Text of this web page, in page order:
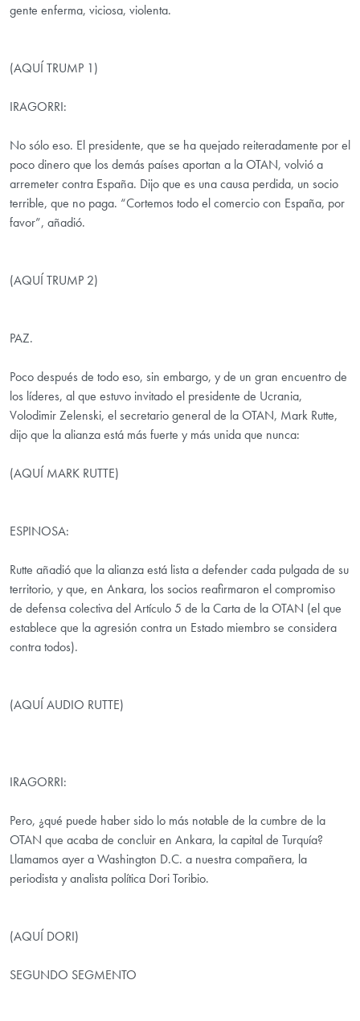
gente enferma, viciosa, violenta.
(AQUÍ TRUMP 1)
IRAGORRI:
No sólo eso. El presidente, que se ha quejado reiteradamente por el
poco dinero que los demás países aportan a la OTAN, volvió a
arremeter contra España. Dijo que es una causa perdida, un socio
terrible, que no paga. “Cortemos todo el comercio con España, por
favor”, añadió.
(AQUÍ TRUMP 2)
PAZ.
Poco después de todo eso, sin embargo, y de un gran encuentro de
los líderes, al que estuvo invitado el presidente de Ucrania,
Volodimir Zelenski, el secretario general de la OTAN, Mark Rutte,
dijo que la alianza está más fuerte y más unida que nunca:
(AQUÍ MARK RUTTE)
ESPINOSA:
Rutte añadió que la alianza está lista a defender cada pulgada de su
territorio, y que, en Ankara, los socios reafirmaron el compromiso
de defensa colectiva del Artículo 5 de la Carta de la OTAN (el que
establece que la agresión contra un Estado miembro se considera
contra todos).
(AQUÍ AUDIO RUTTE)
IRAGORRI:
Pero, ¿qué puede haber sido lo más notable de la cumbre de la
OTAN que acaba de concluir en Ankara, la capital de Turquía?
Llamamos ayer a Washington D.C. a nuestra compañera, la
periodista y analista política Dori Toribio.
(AQUÍ DORI)
SEGUNDO SEGMENTO